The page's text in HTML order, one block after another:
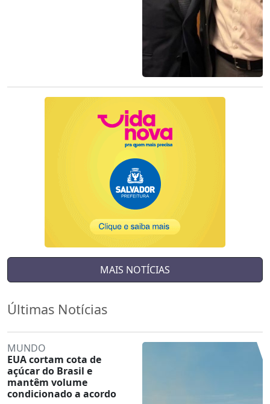
MAIS NOTÍCIAS
Últimas Notícias
MUNDO
EUA cortam cota de
açúcar do Brasil e
mantêm volume
condicionado a acordo